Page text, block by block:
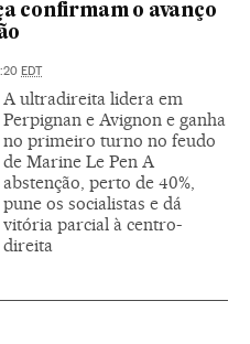
confirmam o avanço
EDT
A ultradireita lidera em
Perpignan e Avignon e ganha
no primeiro turno no feudo
de Marine Le Pen A
abstenção, perto de 40%,
pune os socialistas e dá
vitória parcial à centro-
direita